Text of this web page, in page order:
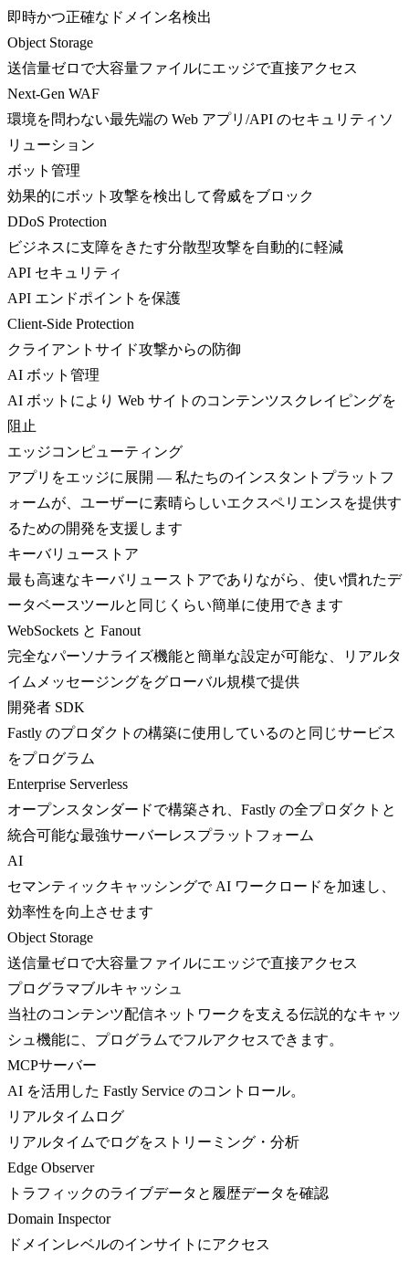
即時かつ正確なドメイン名検出
Object Storage
送信量ゼロで大容量ファイルにエッジで直接アクセス
Next-Gen WAF
環境を問わない最先端の Web アプリ/API のセキュリティソ
リューション
ボット管理
効果的にボット攻撃を検出して脅威をブロック
DDoS Protection
ビジネスに支障をきたす分散型攻撃を自動的に軽減
API セキュリティ
API エンドポイントを保護
Client-Side Protection
クライアントサイド攻撃からの防御
AI ボット管理
AI ボットにより Web サイトのコンテンツスクレイピングを
阻止
エッジコンピューティング
アプリをエッジに展開 — 私たちのインスタントプラットフ
ォームが、ユーザーに素晴らしいエクスペリエンスを提供す
るための開発を支援します
キーバリューストア
最も高速なキーバリューストアでありながら、使い慣れたデ
ータベースツールと同じくらい簡単に使用できます
WebSockets と Fanout
完全なパーソナライズ機能と簡単な設定が可能な、リアルタ
イムメッセージングをグローバル規模で提供
開発者 SDK
Fastly のプロダクトの構築に使用しているのと同じサービス
をプログラム
Enterprise Serverless
オープンスタンダードで構築され、Fastly の全プロダクトと
統合可能な最強サーバーレスプラットフォーム
AI
セマンティックキャッシングで AI ワークロードを加速し、
効率性を向上させます
Object Storage
送信量ゼロで大容量ファイルにエッジで直接アクセス
プログラマブルキャッシュ
当社のコンテンツ配信ネットワークを支える伝説的なキャッ
シュ機能に、プログラムでフルアクセスできます。
MCPサーバー
AI を活用した Fastly Service のコントロール。
リアルタイムログ
リアルタイムでログをストリーミング・分析
Edge Observer
トラフィックのライブデータと履歴データを確認
Domain Inspector
ドメインレベルのインサイトにアクセス